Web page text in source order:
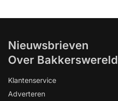
Nieuwsbrieven
Over Bakkerswereld
Klantenservice
Adverteren